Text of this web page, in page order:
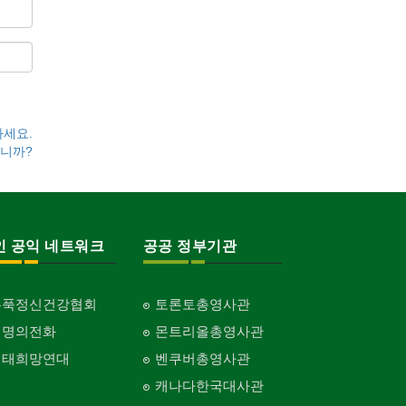
요.
까?
공익 네트워크
정신건강협회
의전화
희망연대
공공 정부기관
토론토총영사관
몬트리올총영사관
벤쿠버총영사관
캐나다한국대사관